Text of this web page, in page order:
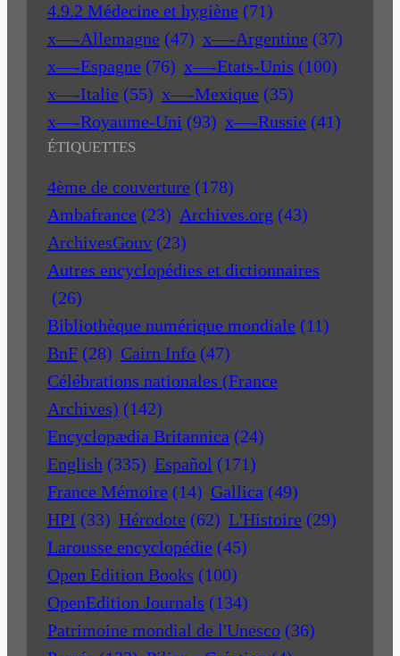
4.9.2 Médecine et hygiène (71)
x—-Allemagne (47) x—-Argentine (37)
x—-Espagne (76) x—-Etats-Unis (100)
x—-Italie (55) x—-Mexique (35)
x—-Royaume-Uni (93) x—-Russie (41)
ÉTIQUETTES
4ème de couverture (178)
Ambafrance (23) Archives.org (43)
ArchivesGouv (23)
Autres encyclopédies et dictionnaires
(26)
Bibliothèque numérique mondiale (11)
BnF (28) Cairn Info (47)
Célébrations nationales (France
Archives) (142)
Encyclopædia Britannica (24)
English (335) Español (171)
France Mémoire (14) Gallica (49)
HPI (33) Hérodote (62) L'Histoire (29)
Larousse encyclopédie (45)
Open Edition Books (100)
OpenEdition Journals (134)
Patrimoine mondial de l'Unesco (36)